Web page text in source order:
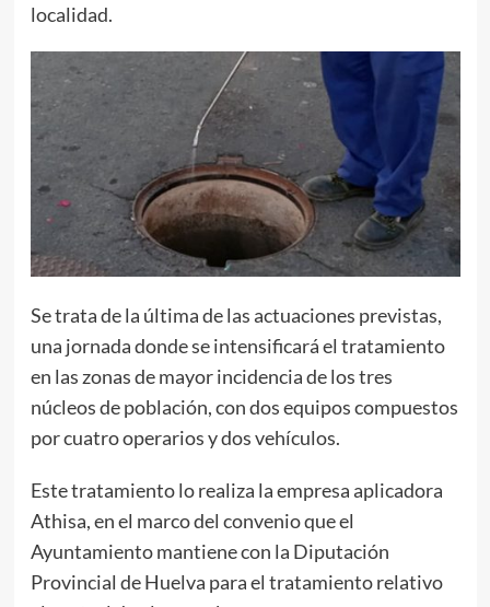
localidad.
Se trata de la última de las actuaciones previstas,
una jornada donde se intensificará el tratamiento
en las zonas de mayor incidencia de los tres
núcleos de población, con dos equipos compuestos
por cuatro operarios y dos vehículos.
Este tratamiento lo realiza la empresa aplicadora
Athisa, en el marco del convenio que el
Ayuntamiento mantiene con la Diputación
Provincial de Huelva para el tratamiento relativo